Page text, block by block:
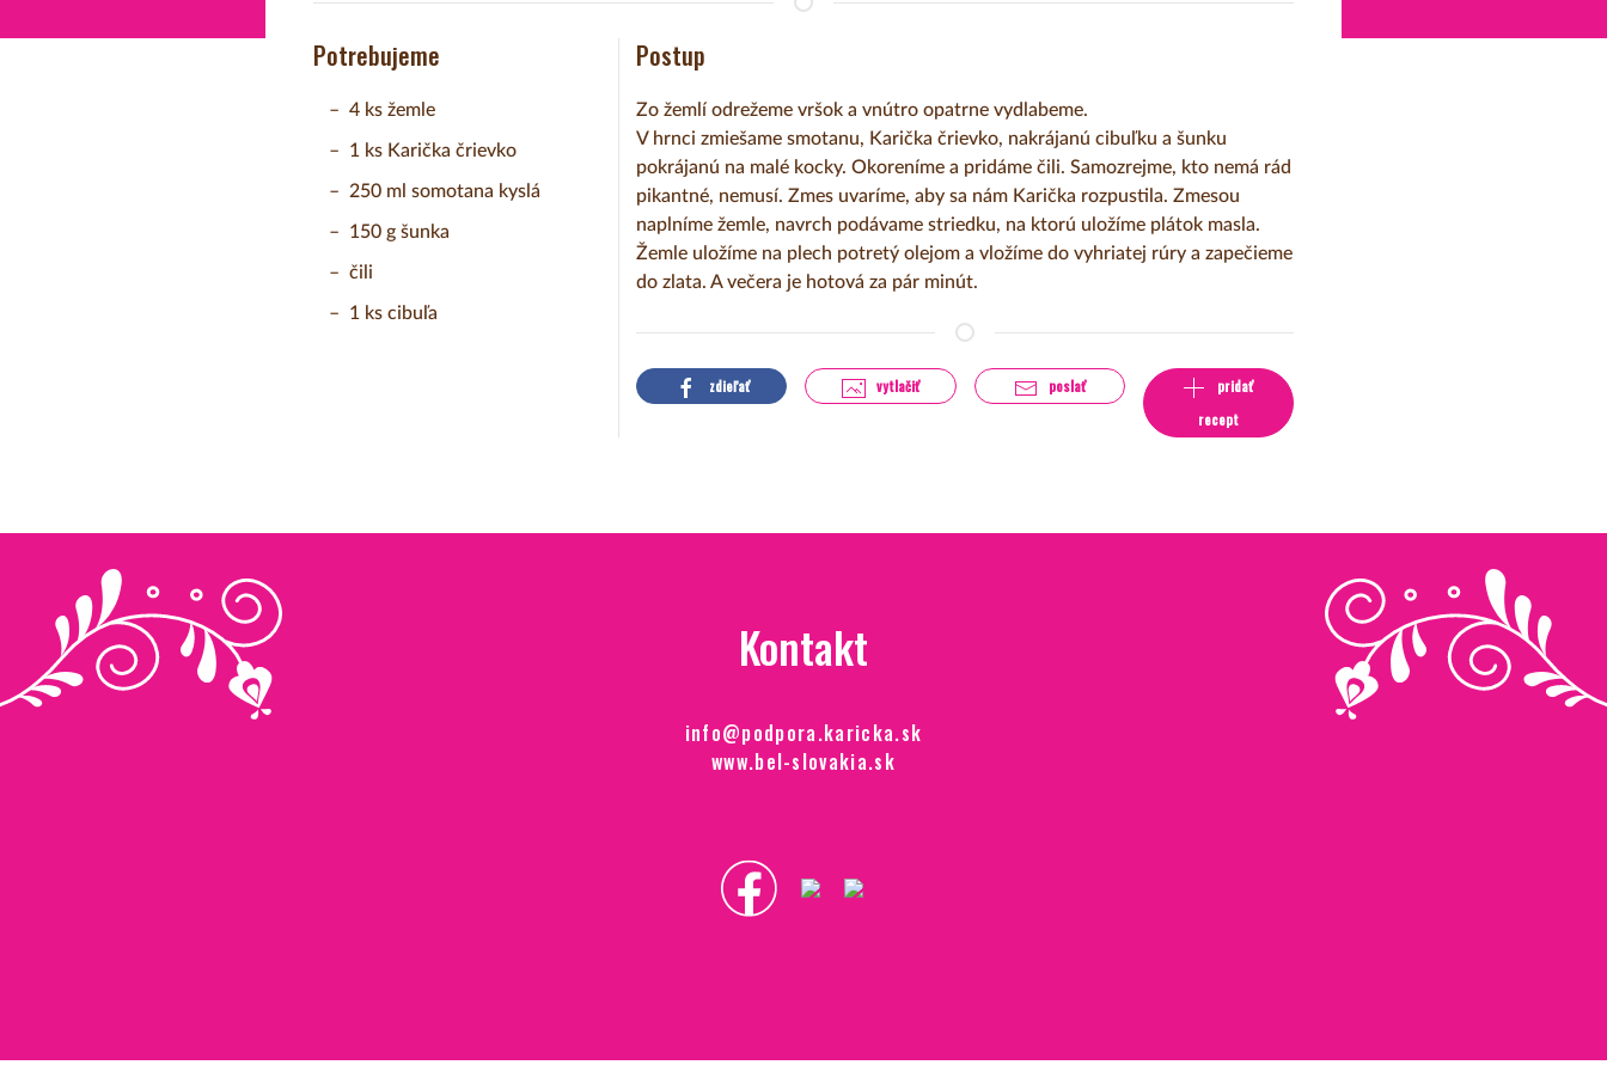
Postup
Zo žemlí odrežeme vršok a vnútro opatrne vydlabeme.
V hrnci zmiešame smotanu, Karička črievko, nakrájanú cibuľku a šunku
pokrájanú na malé kocky. Okoreníme a pridáme čili. Samozrejme, kto nemá rád
pikantné, nemusí. Zmes uvaríme, aby sa nám Karička rozpustila. Zmesou
naplníme žemle, navrch podávame striedku, na ktorú uložíme plátok masla.
Žemle uložíme na plech potretý olejom a vložíme do vyhriatej rúry a zapečieme
do zlata. A večera je hotová za pár minút.
zdieľať vytlačiť poslať
pridať
recept
Potrebujeme
4 ks žemle
1 ks Karička črievko
250 ml somotana kyslá
150 g šunka
čili
1 ks cibuľa
Kontakt
info@podpora.karicka.sk
www.bel-slovakia.sk